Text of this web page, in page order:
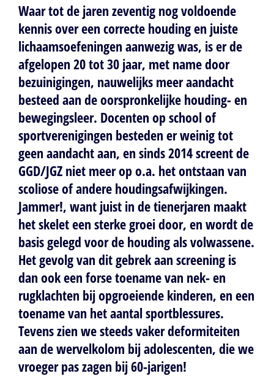
Waar tot de jaren zeventig nog voldoende
kennis over een correcte houding en juiste
lichaamsoefeningen aanwezig was, is er de
afgelopen 20 tot 30 jaar, met name door
bezuinigingen, nauwelijks meer aandacht
besteed aan de oorspronkelijke houding- en
bewegingsleer. Docenten op school of
sportverenigingen besteden er weinig tot
geen aandacht aan, en sinds 2014 screent de
GGD/JGZ niet meer op o.a. het ontstaan van
scoliose of andere houdingsafwijkingen.
Jammer!, want juist in de tienerjaren maakt
het skelet een sterke groei door, en wordt de
basis gelegd voor de houding als volwassene.
Het gevolg van dit gebrek aan screening is
dan ook een forse toename van nek- en
rugklachten bij opgroeiende kinderen, en een
toename van het aantal sportblessures.
Tevens zien we steeds vaker deformiteiten
aan de wervelkolom bij adolescenten, die we
vroeger pas zagen bij 60-jarigen!